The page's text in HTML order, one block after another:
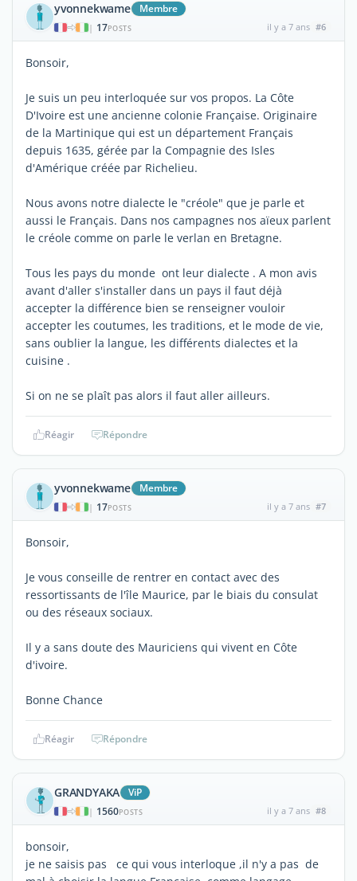
yvonnekwame Membre
| 17POSTS il y a 7 ans #6
Bonsoir,
Je suis un peu interloquée sur vos propos. La Côte
D'Ivoire est une ancienne colonie Française. Originaire
de la Martinique qui est un département Français
depuis 1635, gérée par la Compagnie des Isles
d'Amérique créée par Richelieu.
Nous avons notre dialecte le "créole" que je parle et
aussi le Français. Dans nos campagnes nos aïeux parlent
le créole comme on parle le verlan en Bretagne.
Tous les pays du monde ont leur dialecte . A mon avis
avant d'aller s'installer dans un pays il faut déjà
accepter la différence bien se renseigner vouloir
accepter les coutumes, les traditions, et le mode de vie,
sans oublier la langue, les différents dialectes et la
cuisine .
Si on ne se plaît pas alors il faut aller ailleurs.
Réagir Répondre
yvonnekwame Membre
| 17POSTS il y a 7 ans #7
Bonsoir,
Je vous conseille de rentrer en contact avec des
ressortissants de l'île Maurice, par le biais du consulat
ou des réseaux sociaux.
Il y a sans doute des Mauriciens qui vivent en Côte
d'ivoire.
Bonne Chance
Réagir Répondre
GRANDYAKA ViP
| 1560POSTS il y a 7 ans #8
bonsoir,
je ne saisis pas ce qui vous interloque ,il n'y a pas de